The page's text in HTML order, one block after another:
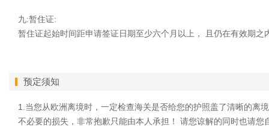
九:暂住证:
暂住证起始时间距申请签证日期至少六个月以上， 且仍在有效期之
预定须知
1.当您从欧洲离境时，一定检查海关是否给您的护照盖了清晰的离
不必要的损失，非常抱歉只能由本人承担！ 请您谅解的同时也请您